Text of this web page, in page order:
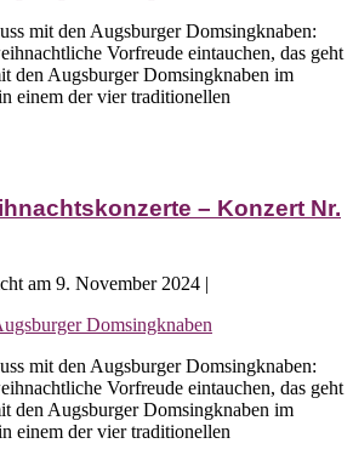
mit den Augsburger Domsingknaben:
Vorfreude eintauchen, das geht
den Augsburger Domsingknaben im
einem der vier traditionellen
– Konzert Nr.
am 9. November 2024 |
mit den Augsburger Domsingknaben:
Vorfreude eintauchen, das geht
den Augsburger Domsingknaben im
einem der vier traditionellen